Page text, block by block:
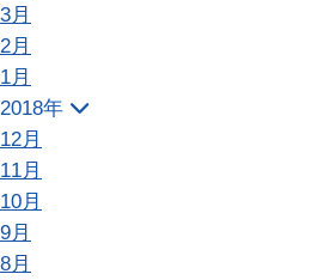
3月
2月
1月
2018年
12月
11月
10月
9月
8月